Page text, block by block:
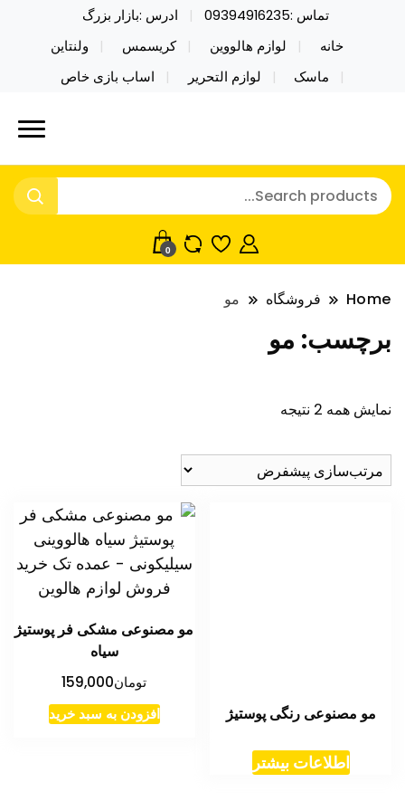
تماس :09394916235
ادرس :بازار بزرگ
خانه
لوازم هالووین کریسمس
ولنتاین
ماسک
لوازم التحریر اساب بازی خاص
نایکر توی فروش عمده لوازم هالووین
ولن تاین کادویی کریسمس اکسسوری
خرید محصولات خاص فیجت اسباب بازی تراول ماگ نایکر
توی فروش عمده لوازم هالووین ولن تاین کادویی
کریسمس اکسسوری ماسک در واردات مستقیم
0
Home فروشگاه مو
برچسب: مو
نمایش همه 2 نتیجه
مو مصنوعی رنگی پوستیژ
اطلاعات بیشتر
مو مصنوعی مشکی فر پوستیژ
سیاه
تومان159,000
افزودن به سبد خرید